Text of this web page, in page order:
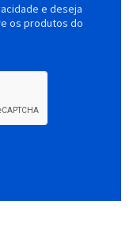
e deseja
os produtos do